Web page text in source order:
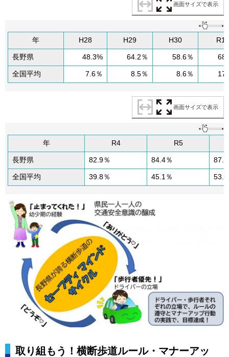
画面サイズで表示
年 H28 H29 H30 R1
長野県 48.3% 64.2％ 58.6％
全国平均 7.6％ 8.5％ 8.6％
画面サイズで表示
年 R4 R5
長野県 82.9％ 84.4％
全国平均 39.8％ 45.1％
取り組もう！横断歩道ルール・マナーアッ